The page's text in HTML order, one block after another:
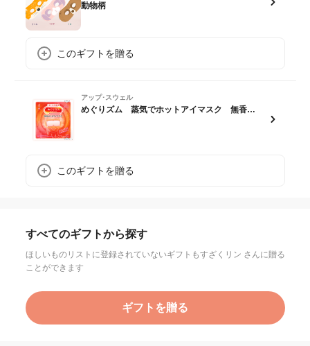
動物柄
このギフトを贈る
アップ･スウェル
めぐりズム 蒸気でホットアイマスク 無香料 5枚セット【ポスト投函】
このギフトを贈る
すべてのギフトから探す
ほしいものリストに登録されていないギフトもすざくリン さんに贈る
ことができます
ギフトを贈る